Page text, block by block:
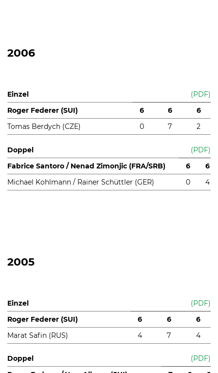
2006
Einzel
(PDF)
Roger Federer (SUI)
6 6
6
Tomas Berdych (CZE)
0 7 2
Doppel
(PDF)
Fabrice Santoro / Nenad Zimonjic (FRA/SRB)
6
6
Michael Kohlmann / Rainer Schüttler (GER)
0 4
2005
Einzel
(PDF)
Roger Federer (SUI)
6 6
6
Marat Safin (RUS)
4 7 4
Doppel
(PDF)